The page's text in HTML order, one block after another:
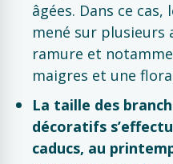
âgées. Dans ce
mené sur plusieurs
ramure et
maigres et une
La taille des
décoratifs
caducs, au